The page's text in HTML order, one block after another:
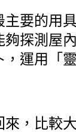
主要的用
探測屋
運用「
，比較